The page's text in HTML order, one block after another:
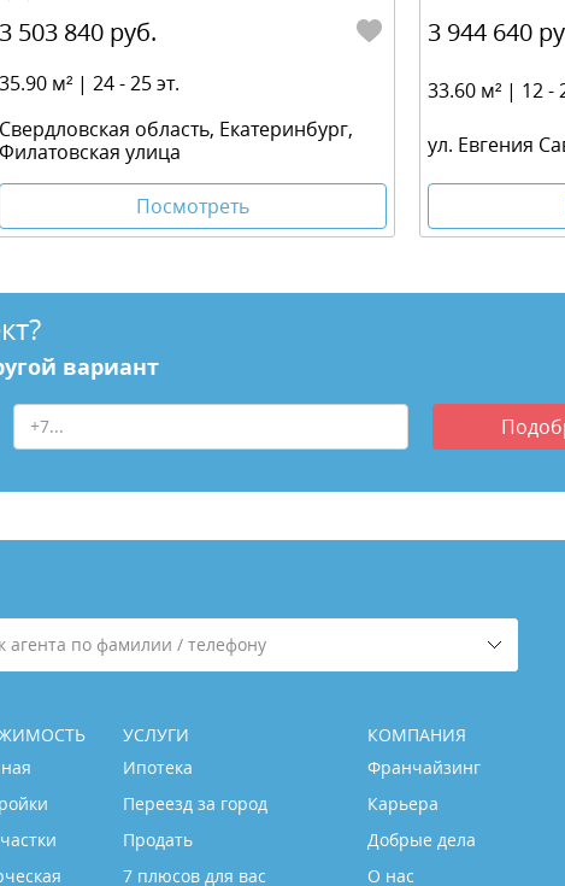
3 503 840 руб.
35.90 м² | 24 - 25 эт.
Свердловская область, Екатеринбург,
Филатовская улица
Посмотреть
3 944 640
33.60 м² | 12 -
ул. Евгения
вариант
агента по фамилии / телефону
УСЛУГИ
Ипотека
Переезд за город
Продать
7 плюсов для вас
КОМПАНИЯ
Франчайзинг
Карьера
Добрые дела
О нас